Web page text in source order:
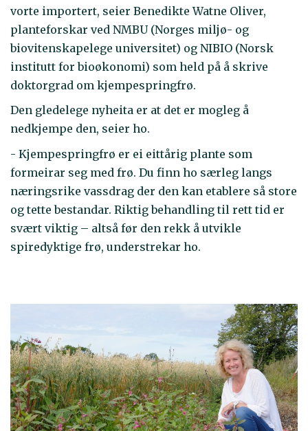
vorte importert, seier Benedikte Watne Oliver,
planteforskar ved NMBU (Norges miljø- og
biovitenskapelege universitet) og NIBIO (Norsk
institutt for bioøkonomi) som held på å skrive
doktorgrad om kjempespringfrø.
Den gledelege nyheita er at det er mogleg å
nedkjempe den, seier ho.
- Kjempespringfrø er ei eittårig plante som
formeirar seg med frø. Du finn ho særleg langs
næringsrike vassdrag der den kan etablere så store
og tette bestandar. Riktig behandling til rett tid er
svært viktig – altså før den rekk å utvikle
spiredyktige frø, understrekar ho.